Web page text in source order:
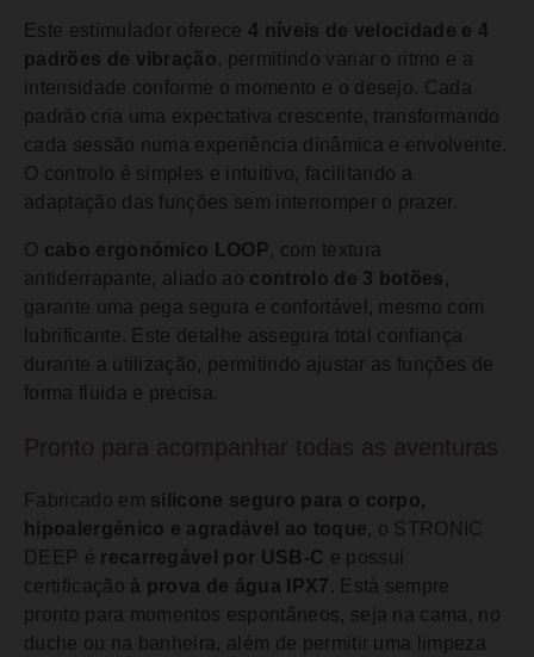
Este estimulador oferece 4 níveis de velocidade e 4
padrões de vibração, permitindo variar o ritmo e a
intensidade conforme o momento e o desejo. Cada
padrão cria uma expectativa crescente, transformando
cada sessão numa experiência dinâmica e envolvente.
O controlo é simples e intuitivo, facilitando a
adaptação das funções sem interromper o prazer.
O cabo ergonómico LOOP, com textura
antiderrapante, aliado ao controlo de 3 botões ,
garante uma pega segura e confortável, mesmo com
lubrificante. Este detalhe assegura total confiança
durante a utilização, permitindo ajustar as funções de
forma fluida e precisa.
Pronto para acompanhar todas as aventuras
Fabricado em silicone seguro para o corpo,
hipoalergénico e agradável ao toque, o STRONIC
DEEP é recarregável por USB-C e possui
certificação à prova de água IPX7 . Está sempre
pronto para momentos espontâneos, seja na cama, no
duche ou na banheira, além de permitir uma limpeza